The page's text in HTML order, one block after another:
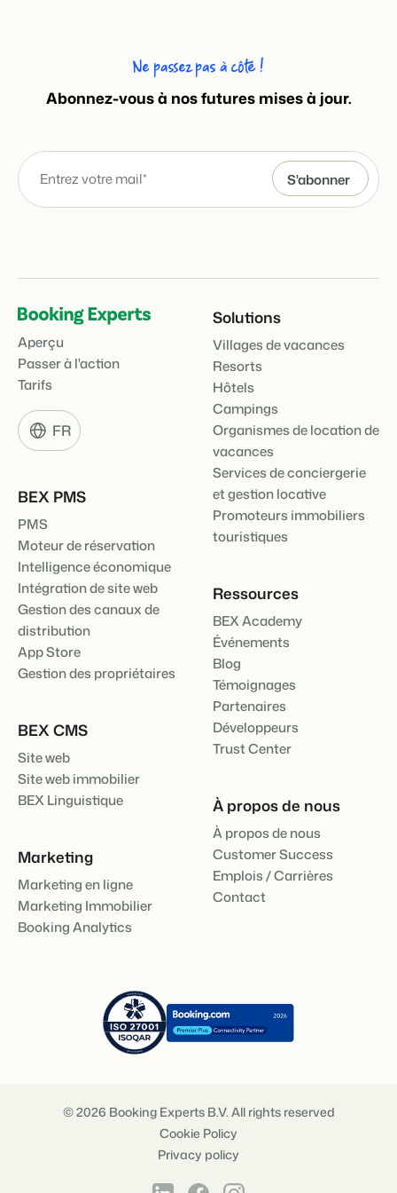
Présentation de Booking Experts
Découvrez les possibilités infinies de la plateforme Booking
Découvrez les avantages de Booking Experts pour un parc
de vacances
Pour les Groupes
Découvrez les avantages de Booking Experts pour un
Ne passez pas à côté !
Abonnez-vous à nos futures mises à jour.
Aperçu
Passer à l'action
Tarifs
FR
BEX PMS
PMS
Moteur de réservation
Intelligence économique
Intégration de site web
Gestion des canaux de
distribution
App Store
Gestion des propriétaires
BEX CMS
Site web
Site web immobilier
BEX Linguistique
Marketing
Marketing en ligne
Marketing Immobilier
Booking Analytics
Solutions
Villages de vacances
Resorts
Hôtels
Campings
Organismes de location de
vacances
Services de conciergerie
et gestion locative
Promoteurs immobiliers
touristiques
Ressources
BEX Academy
Événements
Blog
Témoignages
Partenaires
Développeurs
Trust Center
À propos de nous
À propos de nous
Customer Success
Emplois / Carrières
Contact
© 2026 Booking Experts B.V. All rights reserved
Cookie Policy
Privacy policy